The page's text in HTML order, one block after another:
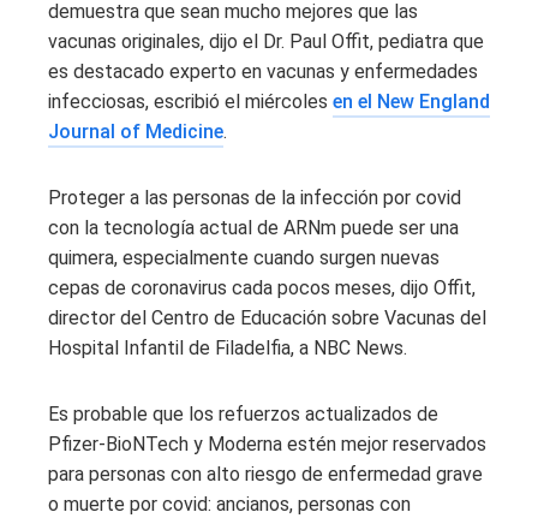
demuestra que sean mucho mejores que las
vacunas originales, dijo el Dr. Paul Offit, pediatra que
es destacado experto en vacunas y enfermedades
infecciosas, escribió el miércoles en el New England
Journal of Medicine.
Proteger a las personas de la infección por covid
con la tecnología actual de ARNm puede ser una
quimera, especialmente cuando surgen nuevas
cepas de coronavirus cada pocos meses, dijo Offit,
director del Centro de Educación sobre Vacunas del
Hospital Infantil de Filadelfia, a NBC News.
Es probable que los refuerzos actualizados de
Pfizer-BioNTech y Moderna estén mejor reservados
para personas con alto riesgo de enfermedad grave
o muerte por covid: ancianos, personas con